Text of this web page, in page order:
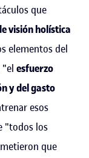
que
visión holística
elementos del
"el esfuerzo
y del gasto
esos
"todos los
que